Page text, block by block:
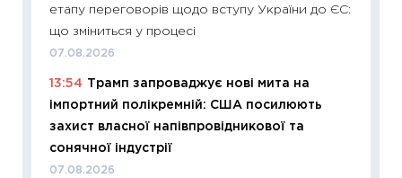
етапу переговорів щодо вступу України до ЄС:
що зміниться у процесі
07.08.2026
13:54 Трамп запроваджує нові мита на
імпортний полікремній: США посилюють
захист власної напівпровідникової та
сонячної індустрії
07.08.2026